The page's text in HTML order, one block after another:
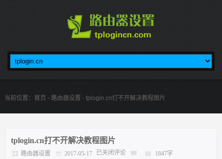
当前位置： 首页 - 路由器设置 - tplogin.cn打不开解决教程图片
tplogin.cn打不开解决教程图片
路由器设置 2017-05-17 已关闭评论 1847字